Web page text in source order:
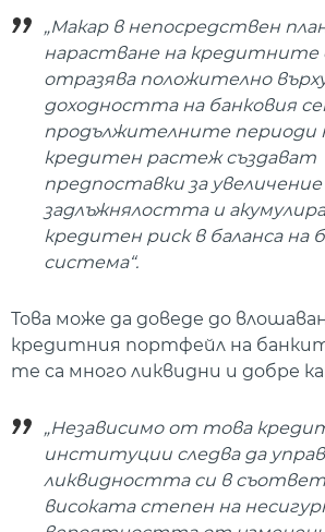
„Макар в непосредствен
нарастване на кредитните
отразява положително
доходността на банковия
продължителните периоди
кредитен растеж създават
предпоставки за увеличение
задлъжнялостта и
кредитен риск в баланса на
система“.
Това може да доведе до
кредитния портфейл на
те са много ликвидни и добре
„Независимо от това
институции следва да
ликвидността си в
високата степен на